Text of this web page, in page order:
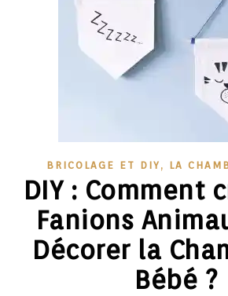
BRICOLAGE ET DIY , LA
DIY : Comment
Fanions
Décorer la
Bébé ?